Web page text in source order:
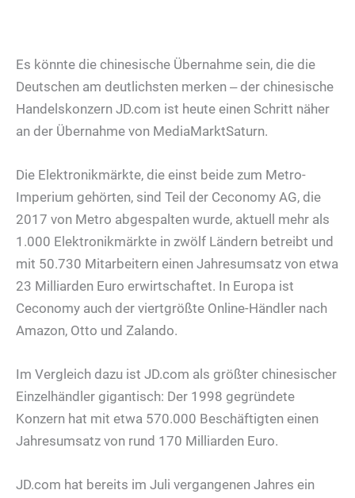
Es könnte die chinesische Übernahme sein, die die
Deutschen am deutlichsten merken ‒ der chinesische
Handelskonzern JD.com ist heute einen Schritt näher
an der Übernahme von MediaMarktSaturn.
Die Elektronikmärkte, die einst beide zum Metro-
Imperium gehörten, sind Teil der Ceconomy AG, die
2017 von Metro abgespalten wurde, aktuell mehr als
1.000 Elektronikmärkte in zwölf Ländern betreibt und
mit 50.730 Mitarbeitern einen Jahresumsatz von etwa
23 Milliarden Euro erwirtschaftet. In Europa ist
Ceconomy auch der viertgrößte Online-Händler nach
Amazon, Otto und Zalando.
Im Vergleich dazu ist JD.com als größter chinesischer
Einzelhändler gigantisch: Der 1998 gegründete
Konzern hat mit etwa 570.000 Beschäftigten einen
Jahresumsatz von rund 170 Milliarden Euro.
JD.com hat bereits im Juli vergangenen Jahres ein